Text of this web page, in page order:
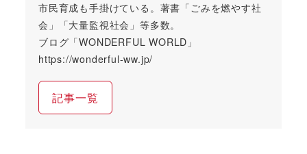
市民育成も手掛けている。著書「ごみを燃やす社
会」「大量監視社会」等多数。
ブログ「WONDERFUL WORLD」
https://wonderful-ww.jp/
記事一覧